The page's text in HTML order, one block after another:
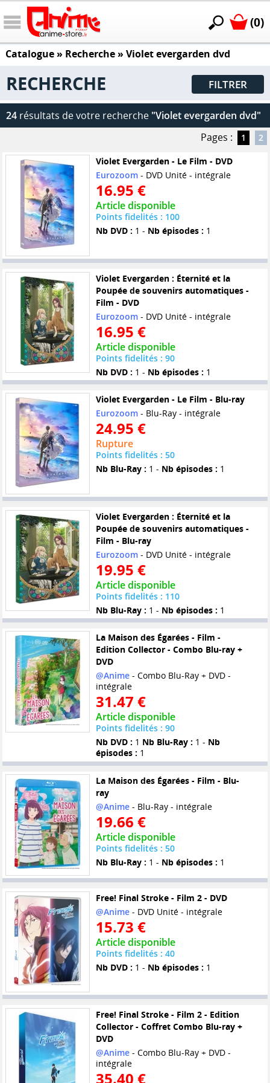
(0)
Catalogue» Recherche » Violet evergarden dvd
RECHERCHE FILTRER
24 résultats de votre recherche "Violet evergarden dvd"
Pages :
1 2
Violet Evergarden - Le Film - DVD
Eurozoom- DVD Unité - intégrale
16.95 €
Article disponible
Points fidelités : 100
Nb DVD : 1 - Nb épisodes : 1
Violet Evergarden : Éternité et la
Poupée de souvenirs automatiques -
Film - DVD
Eurozoom- DVD Unité - intégrale
16.95 €
Article disponible
Points fidelités : 90
Nb DVD : 1 - Nb épisodes : 1
Violet Evergarden - Le Film - Blu-ray
Eurozoom- Blu-Ray - intégrale
24.95 €
Rupture
Points fidelités : 50
Nb Blu-Ray : 1 - Nb épisodes : 1
Violet Evergarden : Éternité et la
Poupée de souvenirs automatiques -
Film - Blu-ray
Eurozoom- DVD Unité - intégrale
19.95 €
Article disponible
Points fidelités : 110
Nb Blu-Ray : 1 - Nb épisodes : 1
La Maison des Égarées - Film -
Edition Collector - Combo Blu-ray +
DVD
@Anime- Combo Blu-Ray + DVD -
intégrale
31.47 €
Article disponible
Points fidelités : 90
Nb DVD : 1 Nb Blu-Ray : 1 - Nb
épisodes : 1
La Maison des Égarées - Film - Blu-
ray
@Anime- Blu-Ray - intégrale
19.66 €
Article disponible
Points fidelités : 50
Nb Blu-Ray : 1 - Nb épisodes : 1
Free! Final Stroke - Film 2 - DVD
@Anime- DVD Unité - intégrale
15.73 €
Article disponible
Points fidelités : 40
Nb DVD : 1 - Nb épisodes : 1
Free! Final Stroke - Film 2 - Edition
Collector - Coffret Combo Blu-ray +
DVD
@Anime- Combo Blu-Ray + DVD -
intégrale
35.40 €